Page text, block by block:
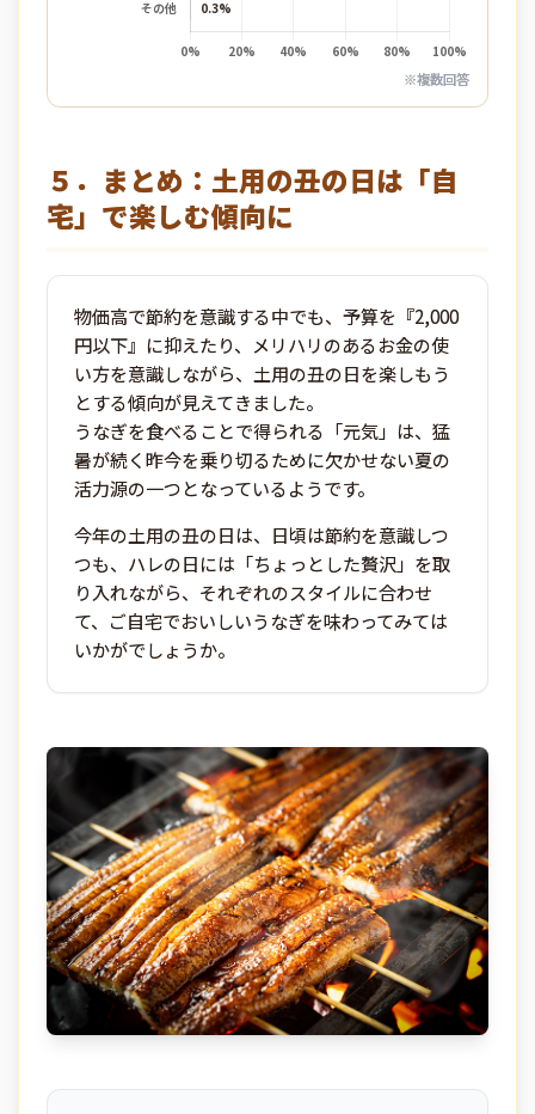
※複数回答
５．まとめ：土用の丑の日は「自
宅」で楽しむ傾向に
物価高で節約を意識する中でも、予算を『2,000
円以下』に抑えたり、メリハリのあるお金の使
い方を意識しながら、土用の丑の日を楽しもう
とする傾向が見えてきました。
うなぎを食べることで得られる「元気」は、猛
暑が続く昨今を乗り切るために欠かせない夏の
活力源の一つとなっているようです。
今年の土用の丑の日は、日頃は節約を意識しつ
つも、ハレの日には「ちょっとした贅沢」を取
り入れながら、それぞれのスタイルに合わせ
て、ご自宅でおいしいうなぎを味わってみては
いかがでしょうか。